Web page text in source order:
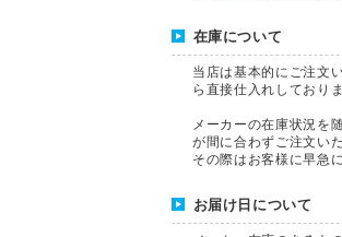
在庫について
当店は基本的にご注文
ら直接仕入れしておりま
メーカーの在庫状況を
が間に合わずご注文い
その際はお客様に早急
お届け日について